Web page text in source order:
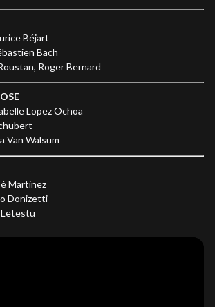
Béjart
Bach
Roger Bernard
Lopez Ochoa
Van Walsum
Martinez
Donizetti